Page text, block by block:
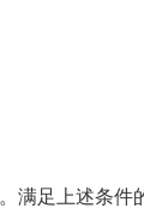
满足上述条件